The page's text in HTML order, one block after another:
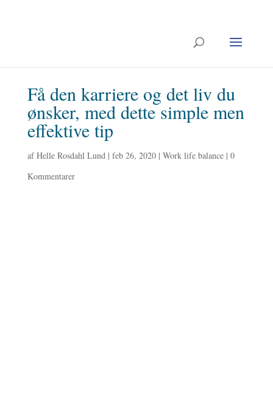
Få den karriere og det liv du
ønsker, med dette simple men
effektive tip
afHelle Rosdahl Lund| feb 26, 2020| Work life balance| 0
Kommentarer